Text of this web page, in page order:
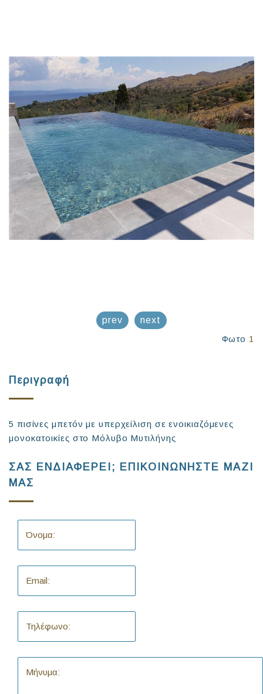
prev
next
Φωτο 1
Περιγραφή
5 πισίνες μπετόν με υπερχείλιση σε ενοικιαζόμενες
μονοκατοικίες στο Μόλυβο Μυτιλήνης
ΣΑΣ ΕΝΔΙΑΦΕΡΕΙ; ΕΠΙΚΟΙΝΩΝΗΣΤΕ ΜΑΖΙ
ΜΑΣ